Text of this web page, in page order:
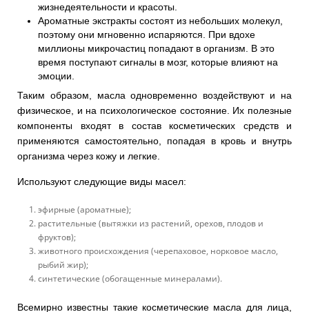
жизнедеятельности и красоты.
Ароматные экстракты состоят из небольших молекул,
поэтому они мгновенно испаряются. При вдохе
миллионы микрочастиц попадают в организм. В это
время поступают сигналы в мозг, которые влияют на
эмоции.
Таким образом, масла одновременно воздействуют и на
физическое, и на психологическое состояние. Их полезные
компоненты входят в состав косметических средств и
применяются самостоятельно, попадая в кровь и внутрь
организма через кожу и легкие.
Используют следующие виды масел:
эфирные (ароматные);
растительные (вытяжки из растений, орехов, плодов и
фруктов);
животного происхождения (черепаховое, норковое масло,
рыбий жир);
синтетические (обогащенные минералами).
Всемирно известны такие косметические масла для лица,